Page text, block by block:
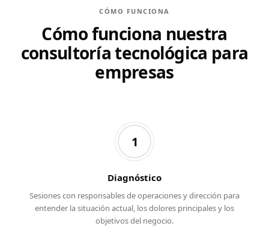
CÓMO FUNCIONA
Cómo funciona nuestra
consultoría tecnológica para
empresas
1
Diagnóstico
Sesiones con responsables de operaciones y dirección para
entender la situación actual, los dolores principales y los
objetivos del negocio.